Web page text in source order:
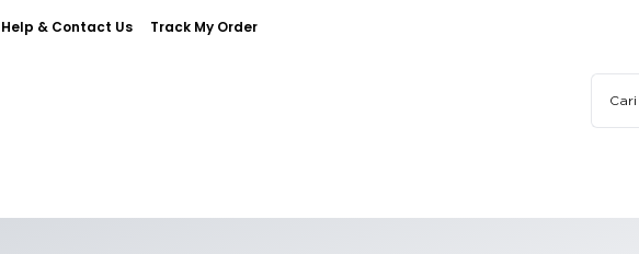
Help & Contact Us Track My Order